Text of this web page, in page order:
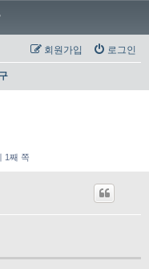
로그인
회원가입
1째 쪽